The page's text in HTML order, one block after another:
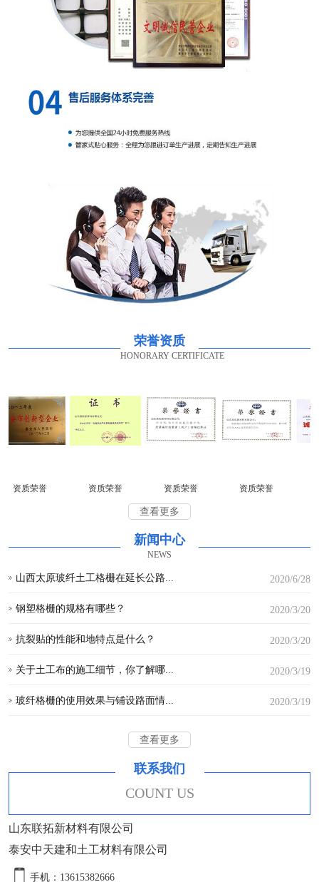
荣誉资质
HONORARY CERTIFICATE
资质荣誉 资质荣誉 资质荣誉 资质荣誉
查看更多
新闻中心
NEWS
2020/6/28
山西太原玻纤土工格栅在延长公路...
2020/3/20
钢塑格栅的规格有哪些？
2020/3/20
抗裂贴的性能和地特点是什么？
2020/3/19
关于土工布的施工细节，你了解哪...
2020/3/19
玻纤格栅的使用效果与铺设路面情...
查看更多
联系我们
COUNT US
山东联拓新材料有限公司
泰安中天建和土工材料有限公司
手机：13615382666